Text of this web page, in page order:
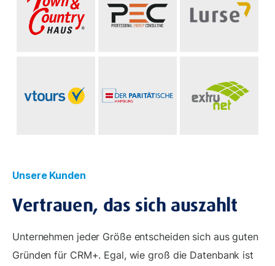
Unsere Kunden
Vertrauen, das sich auszahlt
Unternehmen jeder Größe entscheiden sich aus guten
Gründen für CRM+. Egal, wie groß die Datenbank ist